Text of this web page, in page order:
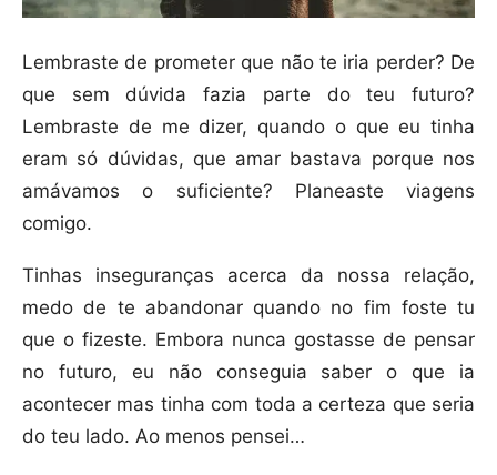
Lembraste de prometer que não te iria perder? De
que sem dúvida fazia parte do teu futuro?
Lembraste de me dizer, quando o que eu tinha
eram só dúvidas, que amar bastava porque nos
amávamos o suficiente? Planeaste viagens
comigo.
Tinhas inseguranças acerca da nossa relação,
medo de te abandonar quando no fim foste tu
que o fizeste. Embora nunca gostasse de pensar
no futuro, eu não conseguia saber o que ia
acontecer mas tinha com toda a certeza que seria
do teu lado. Ao menos pensei…